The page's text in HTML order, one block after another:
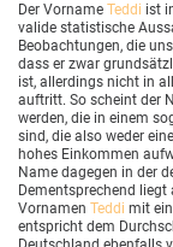
Der Vorname Teddi ist
valide statistische
Beobachtungen, die
dass er zwar
ist, allerdings nicht in
auftritt. So scheint der
werden, die in einem
sind, die also weder
hohes Einkommen
Name dagegen in der
Dementsprechend
Vornamen Teddi mit
entspricht dem